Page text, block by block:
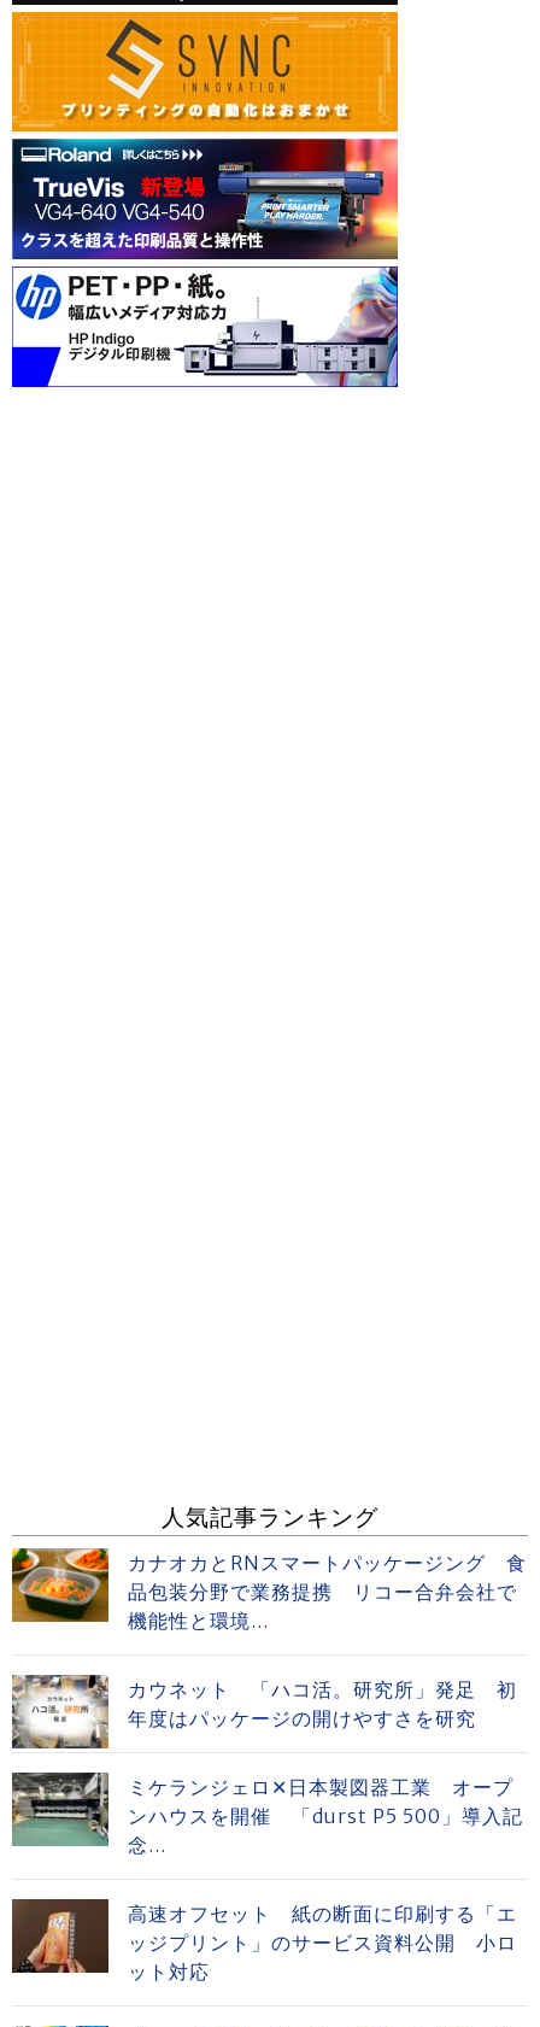
人気記事ランキング
カナオカとRNスマートパッケージング 食
品包装分野で業務提携 リコー合弁会社で
機能性と環境...
カウネット 「ハコ活。研究所」発足 初
年度はパッケージの開けやすさを研究
ミケランジェロ✕日本製図器工業 オープ
ンハウスを開催 「durst P5 500」導入記
念...
高速オフセット 紙の断面に印刷する「エ
ッジプリント」のサービス資料公開 小ロ
ット対応